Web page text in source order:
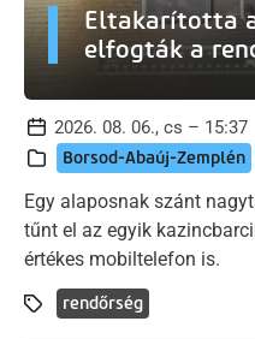
Eltakarította
elfogták a
2026. 08. 06., cs – 15:37
Borsod-Abaúj-Zemplén
Egy alaposnak szánt
tűnt el az egyik
értékes mobiltelefon is.
rendőrség